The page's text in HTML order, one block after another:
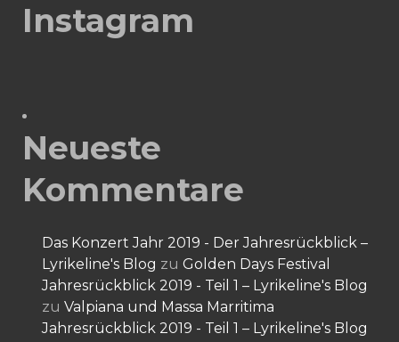
Instagram
Neueste
Kommentare
Das Konzert Jahr 2019 - Der Jahresrückblick –
Lyrikeline's Blog zu Golden Days Festival
Jahresrückblick 2019 - Teil 1 – Lyrikeline's Blog
zu Valpiana und Massa Marritima
Jahresrückblick 2019 - Teil 1 – Lyrikeline's Blog